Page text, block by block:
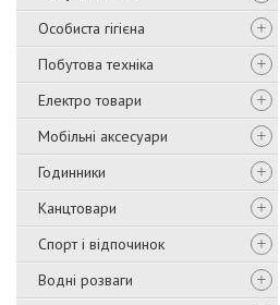
Особиста гігієна
Побутова техніка
Електро товари
Мобільні аксесуари
Годинники
Канцтовари
Спорт і відпочинок
Водні розваги